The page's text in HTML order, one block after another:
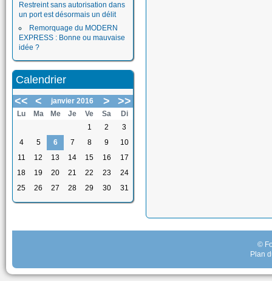
Restreint sans autorisation dans
un port est désormais un délit
Remorquage du MODERN
EXPRESS : Bonne ou mauvaise
idée ?
Calendrier
<<
< janvier 2016 > >>
Lu Ma Me Je Ve Sa
Di
1
2
3
4
5 6 7 8 9
10
11
12 13 14 15 16
17
18
19 20 21 22 23
24
25
26 27 28 29 30 31
©
Plan